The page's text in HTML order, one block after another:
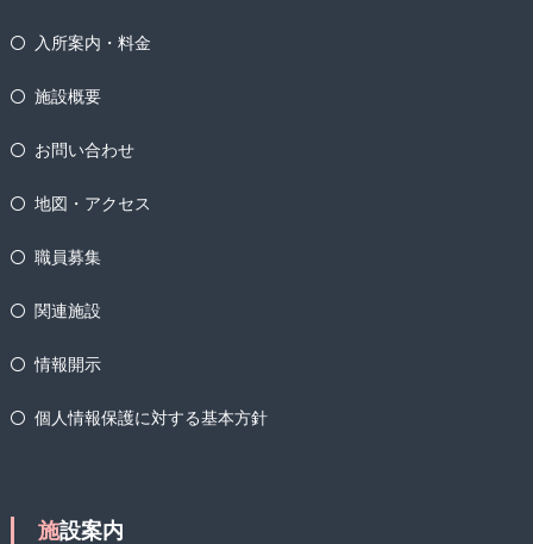
入所案内・料金
施設概要
お問い合わせ
地図・アクセス
職員募集
関連施設
情報開示
個人情報保護に対する基本方針
施設案内